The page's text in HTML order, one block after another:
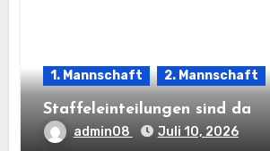
1. Mannschaft 2. Mannschaft
Staffeleinteilungen sind da
admin08 Juli 10, 2026